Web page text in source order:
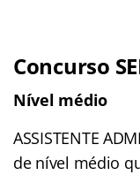
Concurso
Nível médio
ASSISTENTE
de nível médio